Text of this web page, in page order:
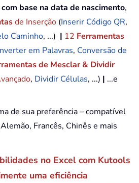
base na data de nascimento,
de Inserção (Inserir Código QR,
Caminho, ...) | 12 Ferramentas
em Palavras, Conversão de
de Mesclar & Dividir
, Dividir Células, ...) | ...e
de sua preferência – compatível
Francês, Chinês e mais
no Excel com Kutools
uma eficiência